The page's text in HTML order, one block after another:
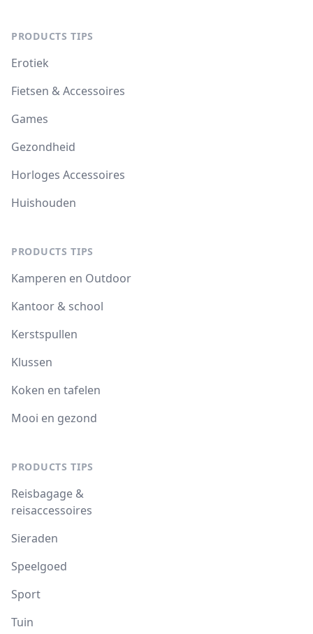
PRODUCTS TIPS
Erotiek
Fietsen & Accessoires
Games
Gezondheid
Horloges Accessoires
Huishouden
PRODUCTS TIPS
Kamperen en Outdoor
Kantoor & school
Kerstspullen
Klussen
Koken en tafelen
Mooi en gezond
PRODUCTS TIPS
Reisbagage &
reisaccessoires
Sieraden
Speelgoed
Sport
Tuin